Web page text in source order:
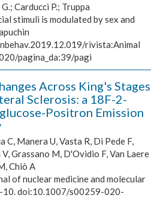
Carducci P.; Truppa
stimuli is modulated by sex and
rivista:Animal
pagina_da:39/pagi
Across King's Stages
Sclerosis: a 18F-2-
Positron Emission
C, Manera U, Vasta R, Di Pede F,
Grassano M, D'Ovidio F, Van Laere
Chiò A
of nuclear medicine and molecular
doi:10.1007/s00259-020-